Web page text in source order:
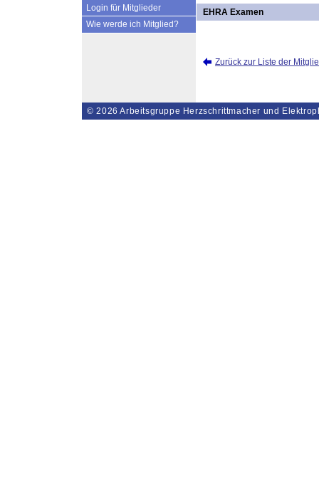
Login für Mitglieder
Wie werde ich Mitglied?
EHRA Examen
Zurück zur Liste der
© 2026 Arbeitsgruppe Herzschrittmacher und